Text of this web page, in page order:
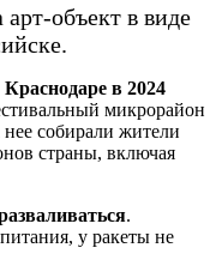
объект в виде
в 2024
микрорайон
собирали жители
страны, включая
.
у ракеты не